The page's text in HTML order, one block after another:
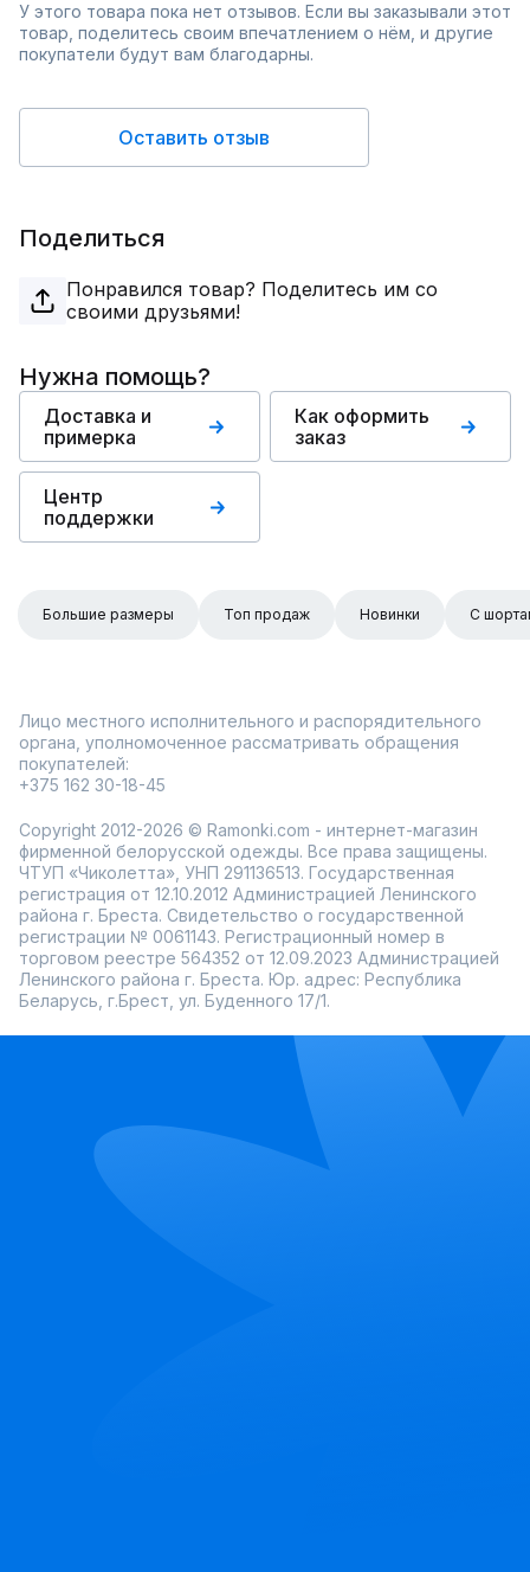
У этого товара пока нет отзывов. Если вы заказывали этот
товар, поделитесь своим впечатлением о нём, и другие
покупатели будут вам благодарны.
Оставить отзыв
Поделиться
Понравился товар? Поделитесь им со
своими друзьями!
Нужна помощь?
Доставка и
примерка
Как оформить
заказ
Центр
поддержки
Большие размеры Топ продаж Новинки С
Лицо местного исполнительного и распорядительного
органа, уполномоченное рассматривать обращения
покупателей:
+375 162 30-18-45
Copyright 2012-2026 © Ramonki.com - интернет-магазин
фирменной белорусской одежды. Все права защищены.
ЧТУП «Чиколетта», УНП 291136513. Государственная
регистрация от 12.10.2012 Администрацией Ленинского
района г. Бреста. Свидетельство о государственной
регистрации № 0061143. Регистрационный номер в
торговом реестре 564352 от 12.09.2023 Администрацией
Ленинского района г. Бреста. Юр. адрес: Республика
Беларусь, г.Брест, ул. Буденного 17/1.